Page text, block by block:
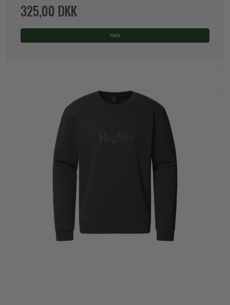
325,00 DKK
Køb